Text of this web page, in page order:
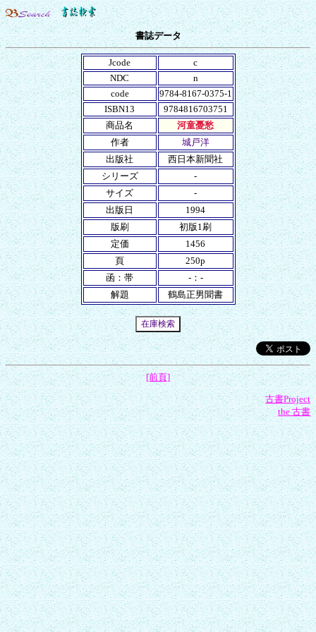
書誌データ
Jcode
c
NDC
n
code
9784-8167-0375-1
ISBN13
9784816703751
商品名
河童憂愁
作者
城戸洋
出版社
西日本新聞社
シリーズ
-
サイズ
-
出版日
1994
版刷
初版1刷
定価
1456
頁
250p
函：帯
-：-
解題
鶴島正男聞書
[前頁]
古書Project
the 古書